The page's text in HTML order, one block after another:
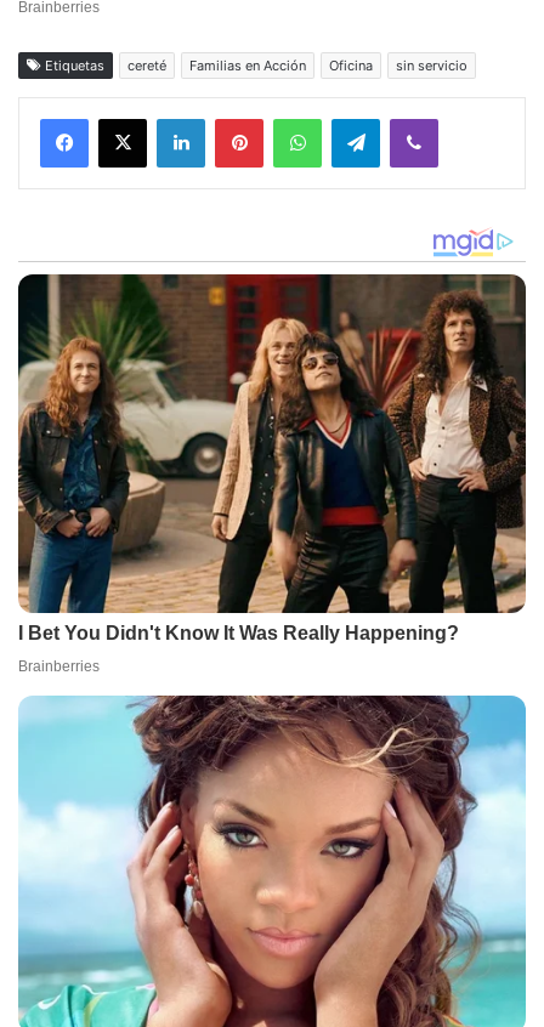
Etiquetas cereté Familias en Acción Oficina sin servicio
Facebook
X LinkedInPinterestWhatsAppTelegramViber